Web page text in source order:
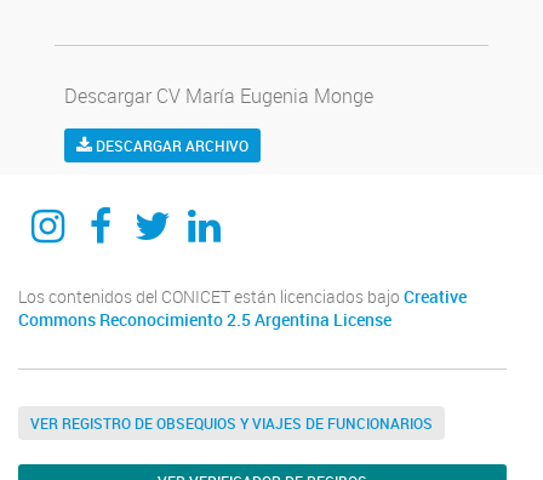
Descargar CV María Eugenia Monge
DESCARGAR ARCHIVO
Instagram
Facebook
TwitterLinkedin
Los contenidos del CONICET están licenciados bajo Creative
Commons Reconocimiento 2.5 Argentina License
VER REGISTRO DE OBSEQUIOS Y VIAJES DE FUNCIONARIOS